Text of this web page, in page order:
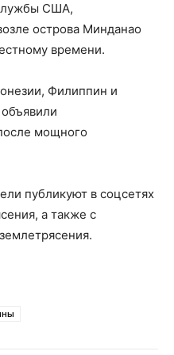
США,
острова Минданао
времени.
Филиппин и
мощного
публикуют в соцсетях
а также с